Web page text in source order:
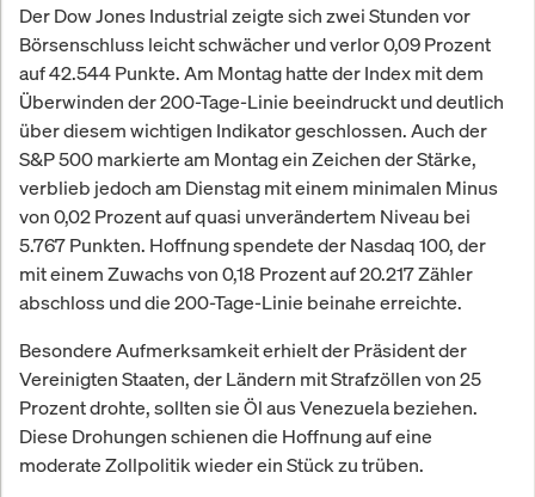
Der Dow Jones Industrial zeigte sich zwei Stunden vor
Börsenschluss leicht schwächer und verlor 0,09 Prozent
auf 42.544 Punkte. Am Montag hatte der Index mit dem
Überwinden der 200-Tage-Linie beeindruckt und deutlich
über diesem wichtigen Indikator geschlossen. Auch der
S&P 500 markierte am Montag ein Zeichen der Stärke,
verblieb jedoch am Dienstag mit einem minimalen Minus
von 0,02 Prozent auf quasi unverändertem Niveau bei
5.767 Punkten. Hoffnung spendete der Nasdaq 100, der
mit einem Zuwachs von 0,18 Prozent auf 20.217 Zähler
abschloss und die 200-Tage-Linie beinahe erreichte.
Besondere Aufmerksamkeit erhielt der Präsident der
Vereinigten Staaten, der Ländern mit Strafzöllen von 25
Prozent drohte, sollten sie Öl aus Venezuela beziehen.
Diese Drohungen schienen die Hoffnung auf eine
moderate Zollpolitik wieder ein Stück zu trüben.